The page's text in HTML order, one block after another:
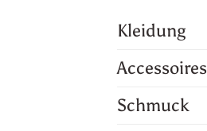
Kleidung
Accessoires
Schmuck